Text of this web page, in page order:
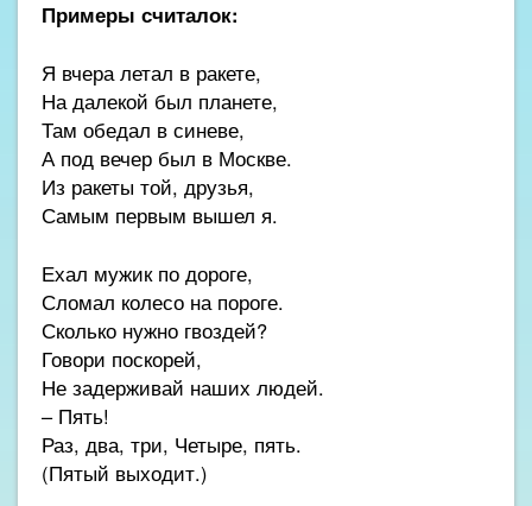
Примеры считалок:
Я вчера летал в ракете,
На далекой был планете,
Там обедал в синеве,
А под вечер был в Москве.
Из ракеты той, друзья,
Самым первым вышел я.
Ехал мужик по дороге,
Сломал колесо на пороге.
Сколько нужно гвоздей?
Говори поскорей,
Не задерживай наших людей.
– Пять!
Раз, два, три, Четыре, пять.
(Пятый выходит.)